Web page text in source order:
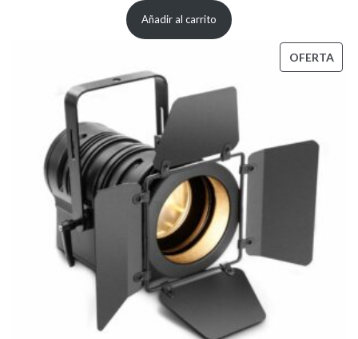
Añadir al carrito
OFERTA